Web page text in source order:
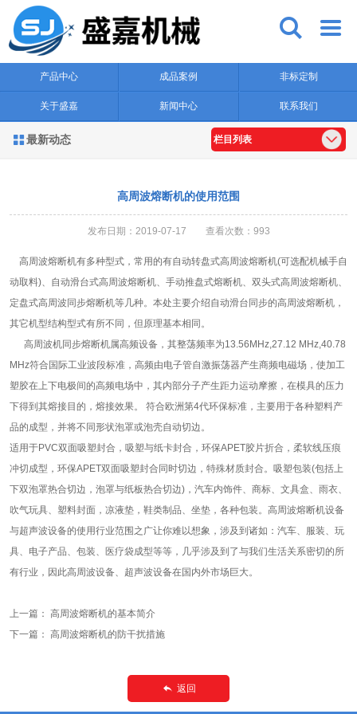
 
产品中心 成品案例 非标定制
关于盛嘉 新闻中心 联系我们
 最新动态 栏目列表
高周波熔断机的使用范围
发布日期：2019-07-17 查看次数：993
高周波熔断机有多种型式，常用的有自动转盘式高周波熔断机(可选配机械手自
动取料)、自动滑台式高周波熔断机、手动推盘式熔断机、双头式高周波熔断机、
定盘式高周波同步熔断机等几种。本处主要介绍自动滑台同步的高周波熔断机，
其它机型结构型式有所不同，但原理基本相同。
高周波机同步熔断机属高频设备，其整荡频率为13.56MHz,27.12 MHz,40.78
MHz符合国际工业波段标准，高频由电子管自激振荡器产生商频电磁场，使加工
塑胶在上下电极间的高频电场中，其内部分子产生距力运动摩擦，在模具的压力
下得到其熔接目的，熔接效果。 符合欧洲第4代环保标准，主要用于各种塑料产
品的成型，并将不同形状泡罩或泡壳自动切边。
适用于PVC双面吸塑封合，吸塑与纸卡封合，环保APET胶片折合，柔软线压痕
冲切成型，环保APET双面吸塑封合同时切边，特殊材质封合。吸塑包装(包括上
下双泡罩热合切边，泡罩与纸板热合切边)，汽车内饰件、商标、文具盒、雨衣、
吹气玩具、塑料封面，凉液垫，鞋类制品、坐垫，各种包装。高周波熔断机设备
与超声波设备的使用行业范围之广让你难以想象，涉及到诸如：汽车、服装、玩
具、电子产品、包装、医疗袋成型等等，几乎涉及到了与我们生活关系密切的所
有行业，因此高周波设备、超声波设备在国内外市场巨大。
上一篇： 高周波熔断机的基本简介
下一篇： 高周波熔断机的防干扰措施
 返回